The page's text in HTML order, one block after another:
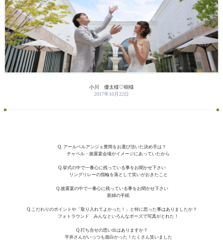
小川 優太様♡樹様
2017年10月22日
Q. アールベルアンジェ豊岡をお選び頂いた決め手は？
チャペル・披露宴会場がイメージにあっていたから
Q.挙式の中で一番心に残っている事をお聞かせ下さい
リングリレーの指輪を落として笑いがおきたこと
Q.披露宴の中で一番心に残っている事をお聞かせ下さい
新婦の手紙
Q.こだわりのポイントや「取り入れてよかった！」と特に思った事はありましたか？
フォトラウンド みんなといろんなポーズで写真がとれた！
Q.打ち合せの思い出はありますか？
平井さんがいっつも面白かった！たくさん笑いました